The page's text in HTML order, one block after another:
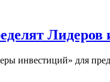
Лидеров
для